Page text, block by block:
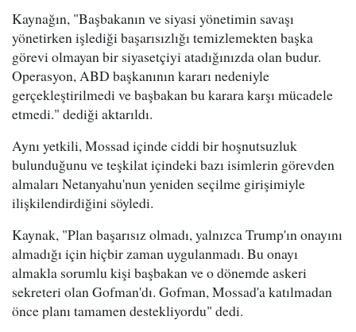
Kaynağın, "Başbakanın ve siyasi yönetimin savaşı
yönetirken işlediği başarısızlığı temizlemekten başka
görevi olmayan bir siyasetçiyi atadığınızda olan budur.
Operasyon, ABD başkanının kararı nedeniyle
gerçekleştirilmedi ve başbakan bu karara karşı mücadele
etmedi." dediği aktarıldı.
Aynı yetkili, Mossad içinde ciddi bir hoşnutsuzluk
bulunduğunu ve teşkilat içindeki bazı isimlerin görevden
almaları Netanyahu'nun yeniden seçilme girişimiyle
ilişkilendirdiğini söyledi.
Kaynak, "Plan başarısız olmadı, yalnızca Trump'ın onayını
almadığı için hiçbir zaman uygulanmadı. Bu onayı
almakla sorumlu kişi başbakan ve o dönemde askeri
sekreteri olan Gofman'dı. Gofman, Mossad'a katılmadan
önce planı tamamen destekliyordu" dedi.